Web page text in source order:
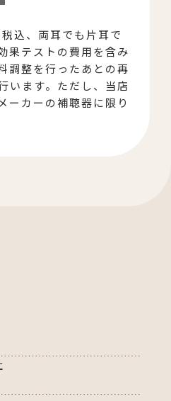
込、両耳でも片耳で
果テストの費用を含み
調整を行ったあとの再
います。ただし、当店
ーカーの補聴器に限り